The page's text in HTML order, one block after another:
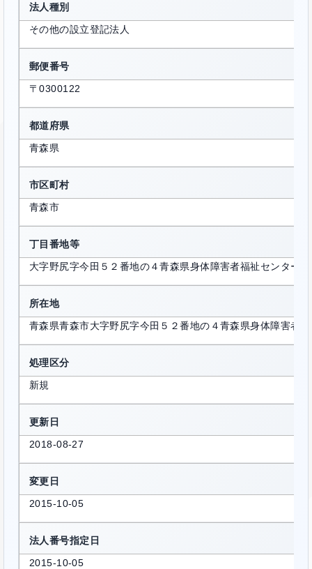
法人種別
その他の設立登記法人
郵便番号
〒0300122
都道府県
青森県
市区町村
青森市
丁目番地等
大字野尻字今田５２番地の４青森県身体障害者福祉センター
所在地
青森県青森市大字野尻字今田５２番地の４青森県身体障害者
処理区分
新規
更新日
2018-08-27
変更日
2015-10-05
法人番号指定日
2015-10-05